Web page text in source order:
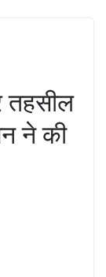
तहसील
ने की